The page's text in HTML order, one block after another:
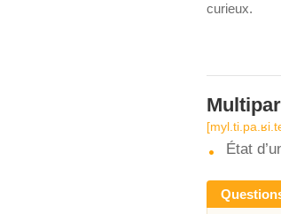
curieux.
État